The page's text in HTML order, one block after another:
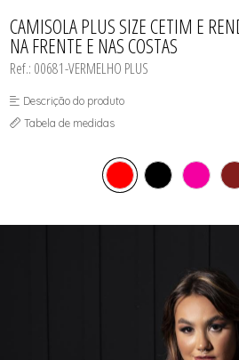
POLICIAIS
PRETAS
MEIAS
CONJUNTOS
CORPETES, ESPARTILHOS E
CORSELETS
FANTASIAS
CAMISOLA PLUS SIZE CETIM E
NA FRENTE E NAS COSTAS
Ref.: 00681-VERMELHO PLUS
Descrição do produto
Tabela de medidas